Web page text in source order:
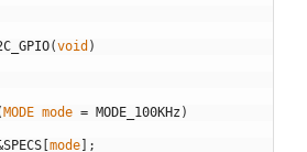
(void )
MODE mode = MODE_100KHz )
SPECS [mode] ;